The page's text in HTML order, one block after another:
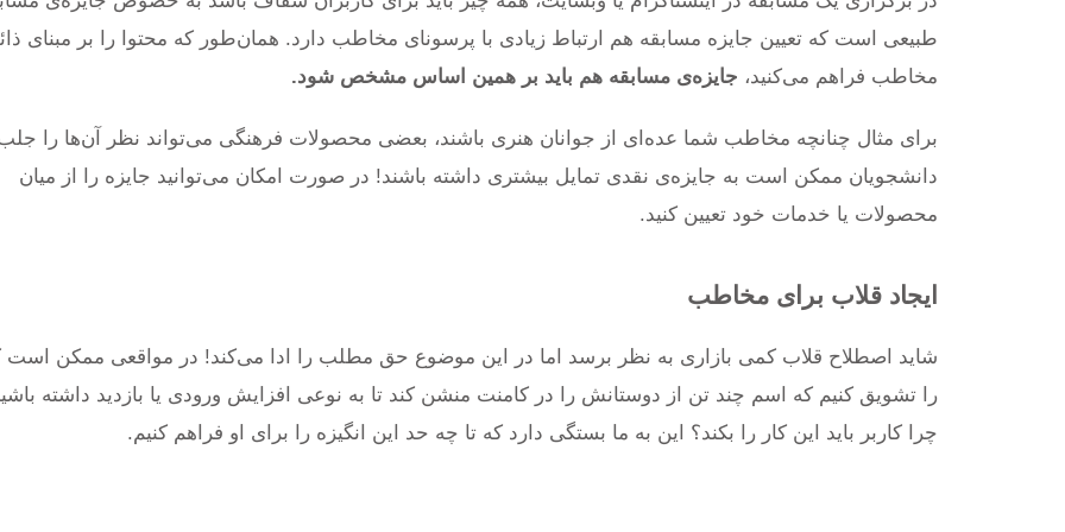
طبیعی است که تعیین جایزه مسابقه هم ارتباط زیادی با پرسونای مخاطب دارد. همان‌طور که محتوا را بر مبنای
مخاطب فراهم می‌کنید، جایزه‌ی مسابقه هم باید بر همین اساس مشخص شود.
برای مثال چنانچه مخاطب شما عده‌ای از جوانان هنری باشند، بعضی محصولات فرهنگی می‌تواند نظر آن‌ها را
دانشجویان ممکن است به جایزه‌ی نقدی تمایل بیشتری داشته باشند! در صورت امکان می‌توانید جایزه را از میان
محصولات یا خدمات خود تعیین کنید.
ایجاد قلاب برای مخاطب
شاید اصطلاح قلاب کمی بازاری به نظر برسد اما در این موضوع حق مطلب را ادا می‌کند! در مواقعی ممکن است
را تشویق کنیم که اسم چند تن از دوستانش را در کامنت منشن کند تا به نوعی افزایش ورودی یا بازدید داشته
چرا کاربر باید این کار را بکند؟ این به ما بستگی دارد که تا چه حد این انگیزه را برای او فراهم کنیم.